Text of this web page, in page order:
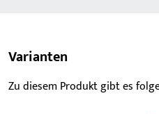
Varianten
Zu diesem Produkt gibt es